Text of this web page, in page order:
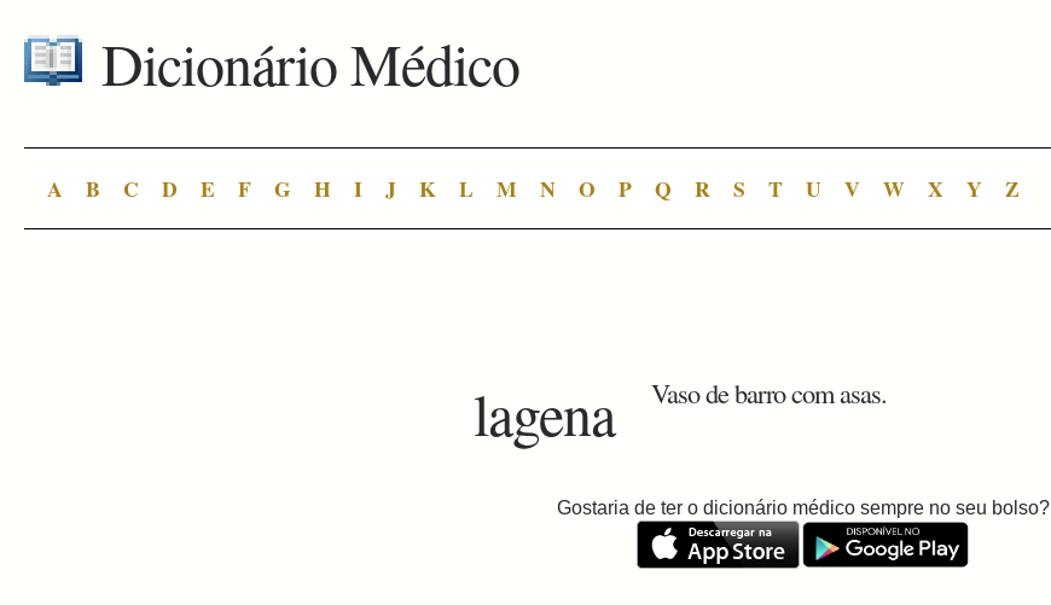
Dicionário Médico
A B C D E F G H I J K L M N O P Q R S T U V W X Y Z
lagena Vaso de barro com asas.
Gostaria de ter o dicionário médico sempre no seu bolso?